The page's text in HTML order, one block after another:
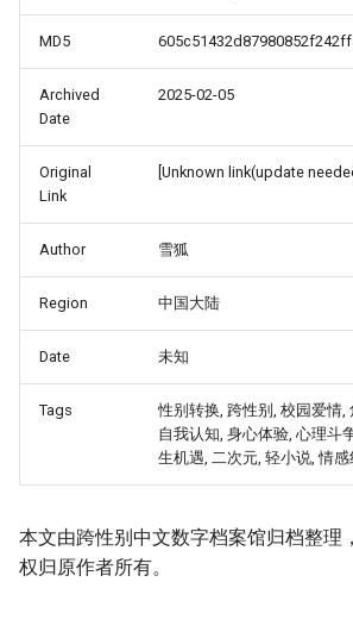
MD5
Archived
Date
2025-02-05
Original
Link
[Unknown link(update
Author 雪狐
Region 中国大陆
Date 未知
Tags
性别转换, 跨性别, 校园爱情,
自我认知, 身心体验, 心理斗
生机遇, 二次元, 轻小说, 情
本文由跨性别中文数字档案馆归档整理
权归原作者所有。